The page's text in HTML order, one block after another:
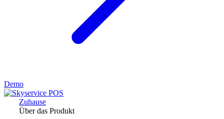
Demo
Zuhause
Über das Produkt